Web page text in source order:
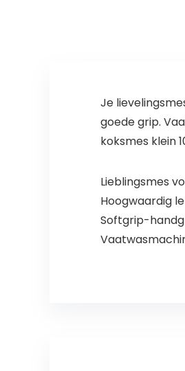
Je
goede grip.
koksmes klein
Lieblingsmes
Hoogwaardig
Softgrip-